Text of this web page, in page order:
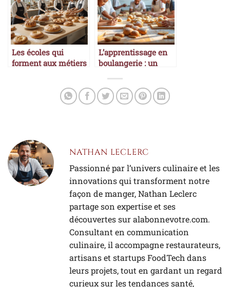
Les écoles qui
forment aux métiers
L’apprentissage en
boulangerie : un
NATHAN LECLERC
Passionné par l’univers culinaire et les
innovations qui transforment notre
façon de manger, Nathan Leclerc
partage son expertise et ses
découvertes sur alabonnevotre.com.
Consultant en communication
culinaire, il accompagne restaurateurs,
artisans et startups FoodTech dans
leurs projets, tout en gardant un regard
curieux sur les tendances santé,